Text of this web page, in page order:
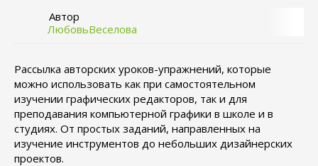
Автор
ЛюбовьВеселова
Рассылка авторских уроков-упражнений, которые
можно использовать как при самостоятельном
изучении графических редакторов, так и для
преподавания компьютерной графики в школе и в
студиях. От простых заданий, направленных на
изучение инструментов до небольших дизайнерских
проектов.